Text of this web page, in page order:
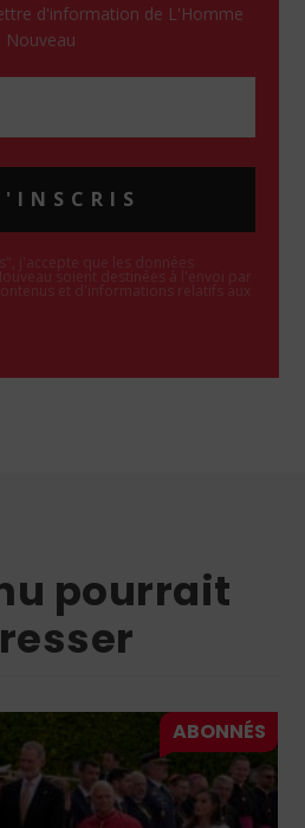
d'information de L'Homme
Nouveau
j'accepte que les données
soient destinées à l'envoi par
et d'informations relatifs aux
pourrait